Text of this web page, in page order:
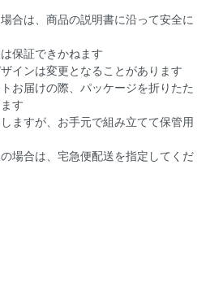
合は、商品の説明書に沿って安全に
保証できかねます
ンは変更となることがあります
の際、パッケージを折りたた
す
、お手元で組み立てて保管用
、宅急便配送を指定してくだ